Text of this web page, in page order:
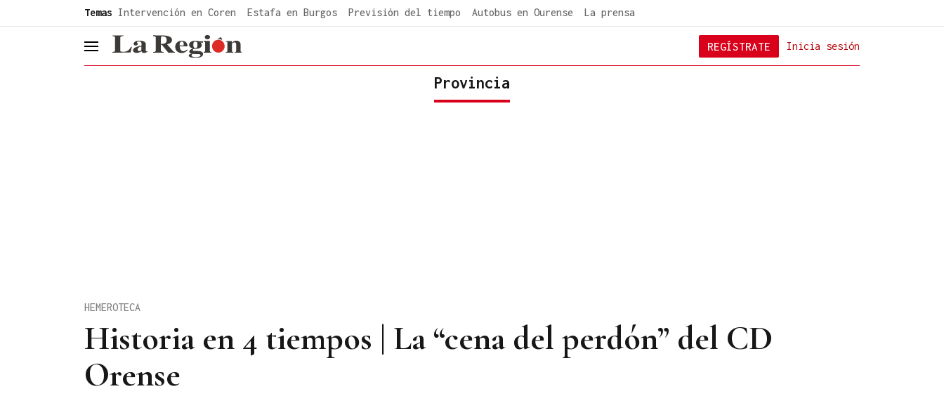
Temas Intervención en Coren Estafa en Burgos Previsión del tiempo Autobus en Ourense La prensa
header.menu.open Inicia sesión
REGÍSTRATE
Provincia
Historia en 4 tiempos | La “cena del perdón” del CD
Orense
HEMEROTECA